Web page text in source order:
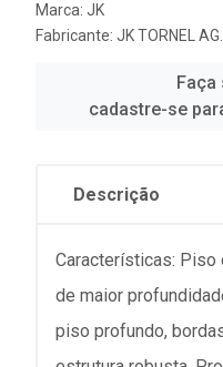
Marca: JK
Fabricante: JK TORNEL
Faça
cadastre-se
Descrição
Características:
de maior
piso profundo,